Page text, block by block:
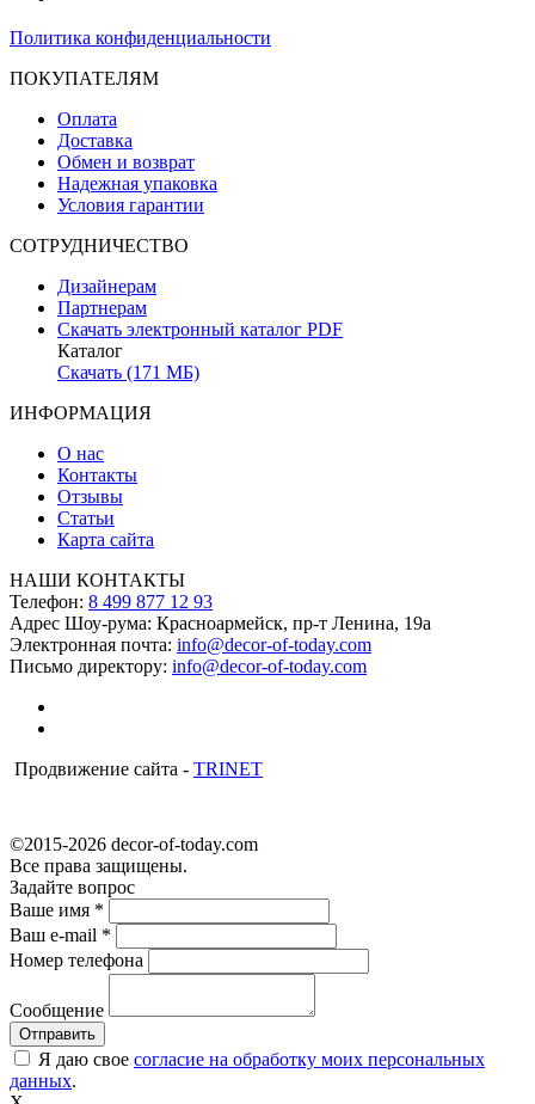
Политика конфиденциальности
ПОКУПАТЕЛЯМ
Оплата
Доставка
Обмен и возврат
Надежная упаковка
Условия гарантии
СОТРУДНИЧЕСТВО
Дизайнерам
Партнерам
Скачать электронный каталог PDF
Каталог
Скачать (171 МБ)
ИНФОРМАЦИЯ
О нас
Контакты
Отзывы
Статьи
Карта сайта
НАШИ КОНТАКТЫ
Телефон: 8 499 877 12 93
Адрес Шоу-рума: Красноармейск, пр-т Ленина, 19а
Электронная почта: info@decor-of-today.com
Письмо директору: info@decor-of-today.com
Продвижение сайта - TRINET
©2015-2026 decor-of-today.com
Все права защищены.
Задайте вопрос
Ваше имя *
Ваш e-mail *
Номер телефона
Сообщение
Я даю свое согласие на обработку моих персональных
данных.